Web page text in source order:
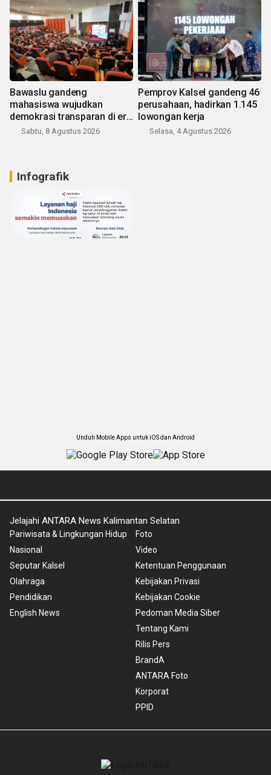
Bawaslu gandeng
mahasiswa wujudkan
demokrasi transparan di era
digital
Sabtu, 8 Agustus 2026
Pemprov Kalsel gandeng 46
perusahaan, hadirkan 1.145
lowongan kerja
Selasa, 4 Agustus 2026
Infografik
Unduh Mobile Apps untuk iOS dan Android
Jelajahi ANTARA News Kalimantan Selatan
Pariwisata & Lingkungan Hidup
Nasional
Seputar Kalsel
Olahraga
Pendidikan
English News
Foto
Video
Ketentuan Penggunaan
Kebijakan Privasi
Kebijakan Cookie
Pedoman Media Siber
Tentang Kami
Rilis Pers
BrandA
ANTARA Foto
Korporat
PPID